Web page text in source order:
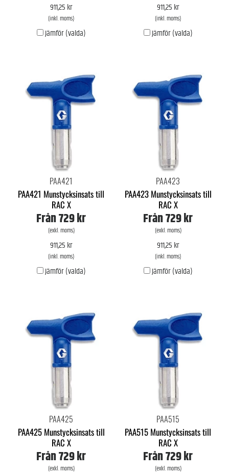
911,25 kr
(inkl. moms)
Jämför (valda)
911,25 kr
(inkl. moms)
Jämför (valda)
PAA421
PAA421 Munstycksinsats till
RAC X
Från729 kr
(exkl. moms)
911,25 kr
(inkl. moms)
Jämför (valda)
PAA423
PAA423 Munstycksinsats till
RAC X
Från729 kr
(exkl. moms)
911,25 kr
(inkl. moms)
Jämför (valda)
PAA425
PAA425 Munstycksinsats till
RAC X
Från729 kr
(exkl. moms)
PAA515
PAA515 Munstycksinsats till
RAC X
Från729 kr
(exkl. moms)